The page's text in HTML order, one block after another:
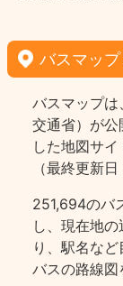
バスマッ
バスマップ
交通省）が
した地図サイ
（最終更新
251,694のバ
し、現在地
り、駅名な
バスの路線図